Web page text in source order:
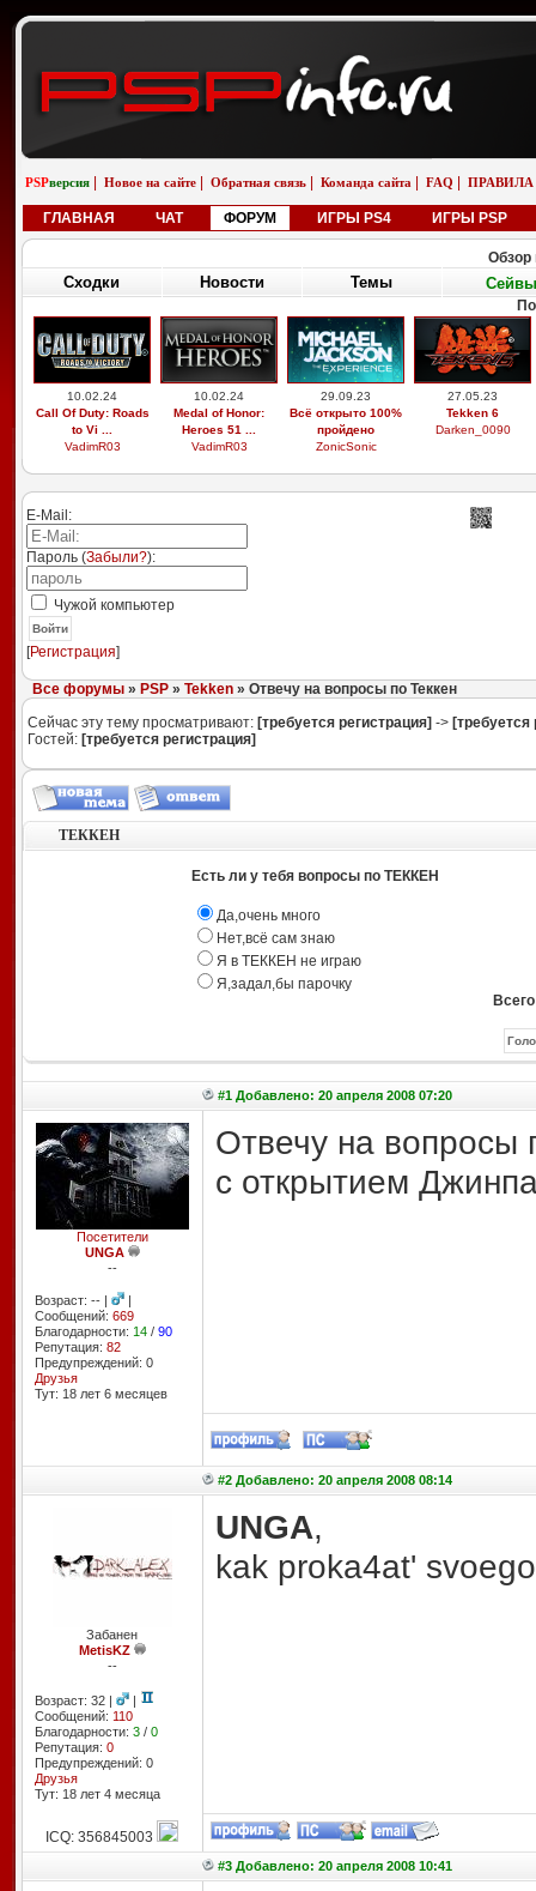
PSPверсия Новое на сайте Обратная связь Команда сайта FAQ ПРАВИЛА
ГЛАВНАЯ ЧАТ ФОРУМ ИГРЫ PS4 ИГРЫ PSP
Обзор
Сходки Новости Темы Сейвы
10.02.24
Call Of Duty: Roads
to Vi ...
VadimR03
10.02.24
Medal of Honor:
Heroes 51 ...
VadimR03
29.09.23
Всё открыто 100%
пройдено
ZonicSonic
27.05.23
Tekken 6
Darken_0090
E-Mail:
Пароль (Забыли?):
Чужой компьютер
Войти
[Регистрация]
Все форумы» PSP» Tekken» Отвечу на вопросы по Теккен
Сейчас эту тему просматривают: [требуется регистрация] -> [требуется
Гостей: [требуется регистрация]
ТЕККЕН
Есть ли у тебя вопросы по ТЕККЕН
Да,очень много
Нет,всё сам знаю
Я в ТЕККЕН не играю
Я,задал,бы парочку
#1 Добавлено: 20 апреля 2008 07:20
Посетители
UNGA
--
Возраст: -- |
|
Сообщений: 669
Благодарности: 14/ 90
Репутация: 82
Предупреждений: 0
Друзья
Тут: 18 лет 6 месяцев
Отвечу на вопросы
с открытием
#2 Добавлено: 20 апреля 2008 08:14
Забанен
MetisKZ
--
Возраст: 32 |
|
Сообщений: 110
Благодарности: 3/ 0
Репутация: 0
Предупреждений: 0
Друзья
Тут: 18 лет 4 месяцa
UNGA,
kak proka4at'
ICQ: 356845003
#3 Добавлено: 20 апреля 2008 10:41